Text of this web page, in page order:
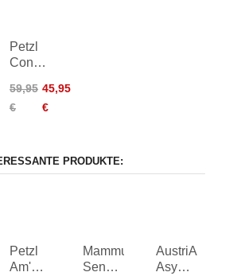
Petzl
Connect
59,95
€
45,95
€
PRODUKTE:
Petzl
Am'D
Mammut
Sender
AustriAlpin
Asymm